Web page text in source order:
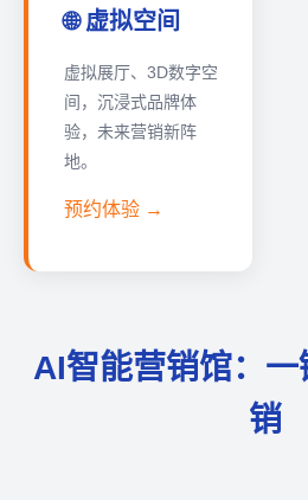
🌐 虚拟空间
虚拟展厅、3D数字空
间，沉浸式品牌体
验，未来营销新阵
地。
预约体验 →
AI智能营销馆：
销